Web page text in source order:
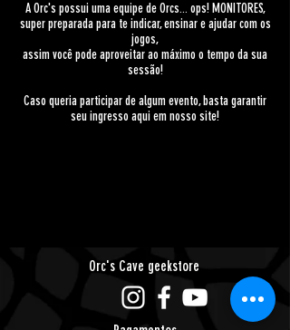
A Orc's possui uma equipe de Orcs... ops! MONITORES,
super preparada para te indicar, ensinar e ajudar com os
jogos,
assim você pode aproveitar ao máximo o tempo da sua
sessão!
Caso queria participar de algum evento, basta garantir
seu ingresso aqui em nosso site!
Orc's Cave geekstore